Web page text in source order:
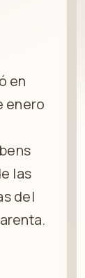
en
enero
las
del